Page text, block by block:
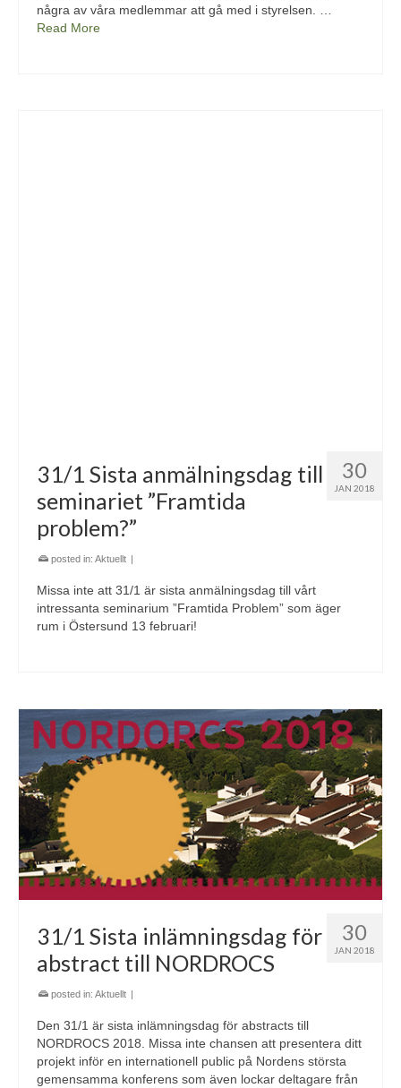
några av våra medlemmar att gå med i styrelsen. …
Read More
30
JAN 2018
31/1 Sista anmälningsdag till
seminariet ”Framtida
problem?”
posted in: Aktuellt |
Missa inte att 31/1 är sista anmälningsdag till vårt
intressanta seminarium ”Framtida Problem” som äger
rum i Östersund 13 februari!
30
JAN 2018
31/1 Sista inlämningsdag för
abstract till NORDROCS
posted in: Aktuellt |
Den 31/1 är sista inlämningsdag för abstracts till
NORDROCS 2018. Missa inte chansen att presentera ditt
projekt inför en internationell public på Nordens största
gemensamma konferens som även lockar deltagare från